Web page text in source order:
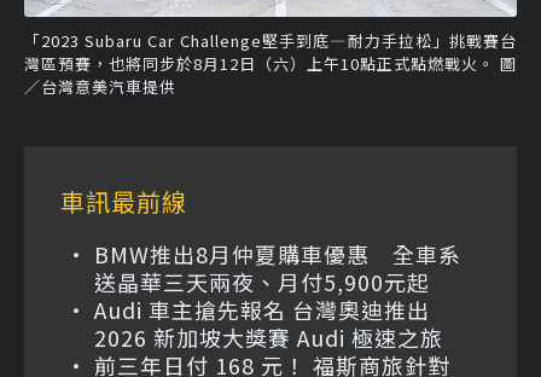
「2023 Subaru Car Challenge堅手到底—耐力手拉松」挑戰賽台
灣區預賽，也將同步於8月12日（六）上午10點正式點燃戰火。 圖
／台灣意美汽車提供
車訊最前線
BMW推出8月仲夏購車優惠 全車系
送晶華三天兩夜、月付5,900元起
Audi 車主搶先報名 台灣奧迪推出
2026 新加坡大獎賽 Audi 極速之旅
前三年日付 168 元！ 福斯商旅針對